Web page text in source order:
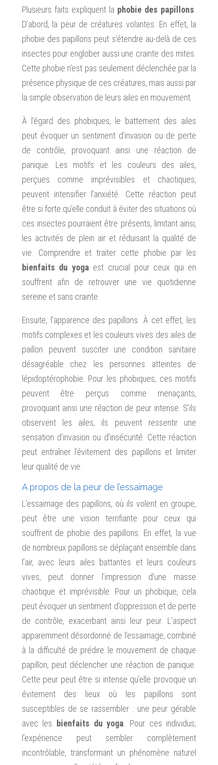
Plusieurs faits expliquent la phobie des papillons
D’abord, la peur de créatures volantes. En effet, la
phobie des papillons peut s’étendre au-delà de ces
insectes pour englober aussi une crainte des mites.
Cette phobie n’est pas seulement déclenchée par la
présence physique de ces créatures, mais aussi par
la simple observation de leurs ailes en mouvement.
À l’égard des phobiques, le battement des ailes
peut évoquer un sentiment d’invasion ou de perte
de contrôle, provoquant ainsi une réaction de
panique. Les motifs et les couleurs des ailes,
perçues comme imprévisibles et chaotiques,
peuvent intensifier l’anxiété. Cette réaction peut
être si forte qu’elle conduit à éviter des situations où
ces insectes pourraient être présents, limitant ainsi,
les activités de plein air et réduisant la qualité de
vie. Comprendre et traiter cette phobie par les
bienfaits du yoga est crucial pour ceux qui en
souffrent afin de retrouver une vie quotidienne
sereine et sans crainte.
Ensuite, l’apparence des papillons. À cet effet, les
motifs complexes et les couleurs vives des ailes de
paillon peuvent susciter une condition sanitaire
désagréable chez les personnes atteintes de
lépidoptérophobie. Pour les phobiques, ces motifs
peuvent être perçus comme menaçants,
provoquant ainsi une réaction de peur intense. S’ils
observent les ailes, ils peuvent ressentir une
sensation d’invasion ou d’insécurité. Cette réaction
peut entraîner l’évitement des papillons et limiter
leur qualité de vie.
A propos de la peur de l’essaimage
L’essaimage des papillons, où ils volent en groupe,
peut être une vision terrifiante pour ceux qui
souffrent de phobie des papillons. En effet, la vue
de nombreux papillons se déplaçant ensemble dans
l’air, avec leurs ailes battantes et leurs couleurs
vives, peut donner l’impression d’une masse
chaotique et imprévisible. Pour un phobique, cela
peut évoquer un sentiment d’oppression et de perte
de contrôle, exacerbant ainsi leur peur. L’aspect
apparemment désordonné de l’essaimage, combiné
à la difficulté de prédire le mouvement de chaque
papillon, peut déclencher une réaction de panique.
Cette peur peut être si intense qu’elle provoque un
évitement des lieux où les papillons sont
susceptibles de se rassembler : une peur gérable
avec les
bienfaits du yoga . Pour ces individus,
l’expérience peut sembler complètement
incontrôlable, transformant un phénomène naturel